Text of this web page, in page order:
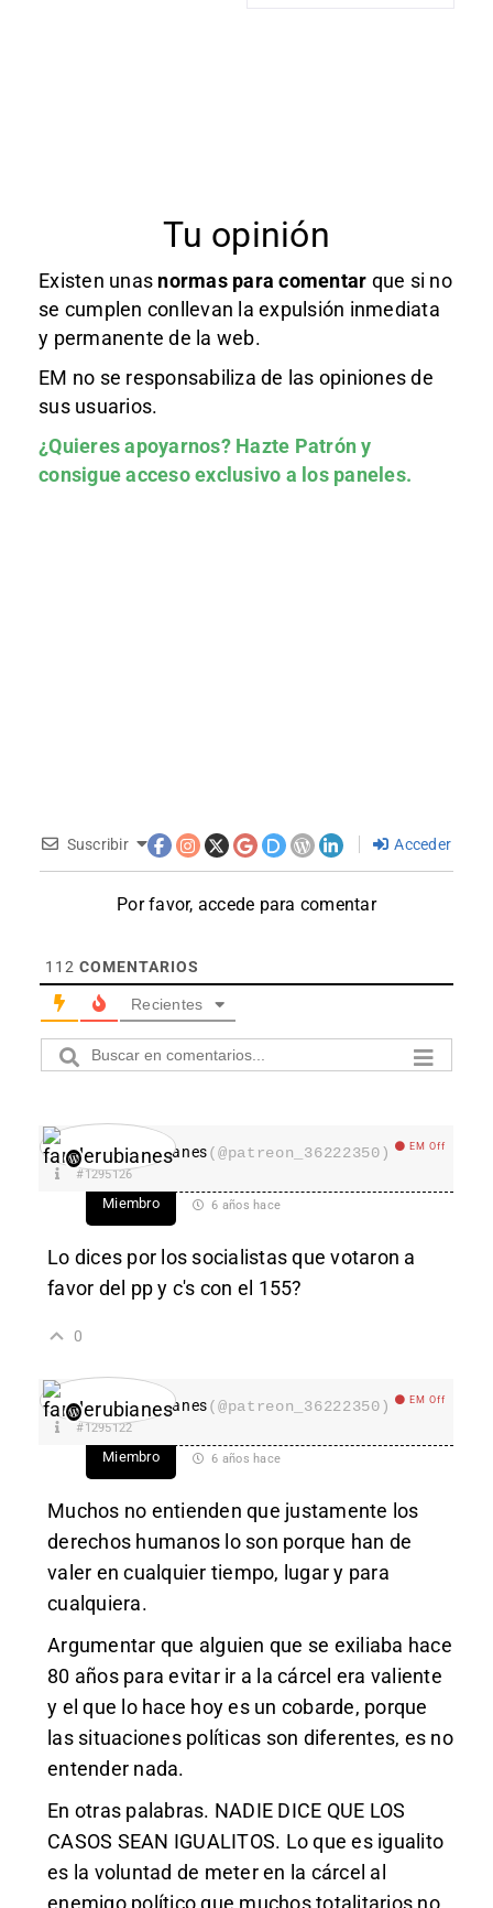
Tu opinión
Existen unas normas para comentar que si no
se cumplen conllevan la expulsión inmediata
y permanente de la web.
EM no se responsabiliza de las opiniones de
sus usuarios.
¿Quieres apoyarnos? Hazte Patróny
consigue acceso exclusivo a los paneles.
Suscribir Acceder
Por favor, accede para comentar
112 COMENTARIOS
Recientes
fanderubianes(@patreon_36222350) EM Off
#1295126
Miembro 6 años hace
Lo dices por los socialistas que votaron a
favor del pp y c's con el 155?
0
fanderubianes(@patreon_36222350) EM Off
#1295122
Miembro 6 años hace
Muchos no entienden que justamente los
derechos humanos lo son porque han de
valer en cualquier tiempo, lugar y para
cualquiera.
Argumentar que alguien que se exiliaba hace
80 años para evitar ir a la cárcel era valiente
y el que lo hace hoy es un cobarde, porque
las situaciones políticas son diferentes, es no
entender nada.
En otras palabras. NADIE DICE QUE LOS
CASOS SEAN IGUALITOS. Lo que es igualito
es la voluntad de meter en la cárcel al
enemigo político que muchos totalitarios no